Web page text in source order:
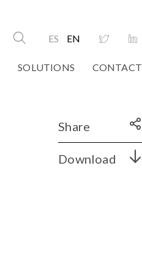
ES EN
SOLUTIONS CONTACT
Share
Download